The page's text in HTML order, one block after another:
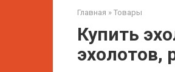
Главная » Товары
Купить
эхолотов,